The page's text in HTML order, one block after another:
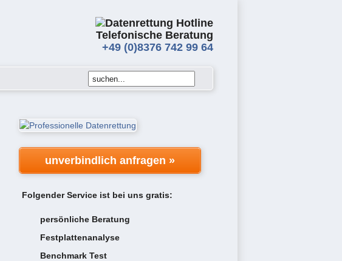
Telefonische Beratung
+49 (0)8376 742 99 64
unverbindlich anfragen »
Folgender Service ist bei uns gratis:
persönliche Beratung
Festplattenanalyse
Benchmark Test